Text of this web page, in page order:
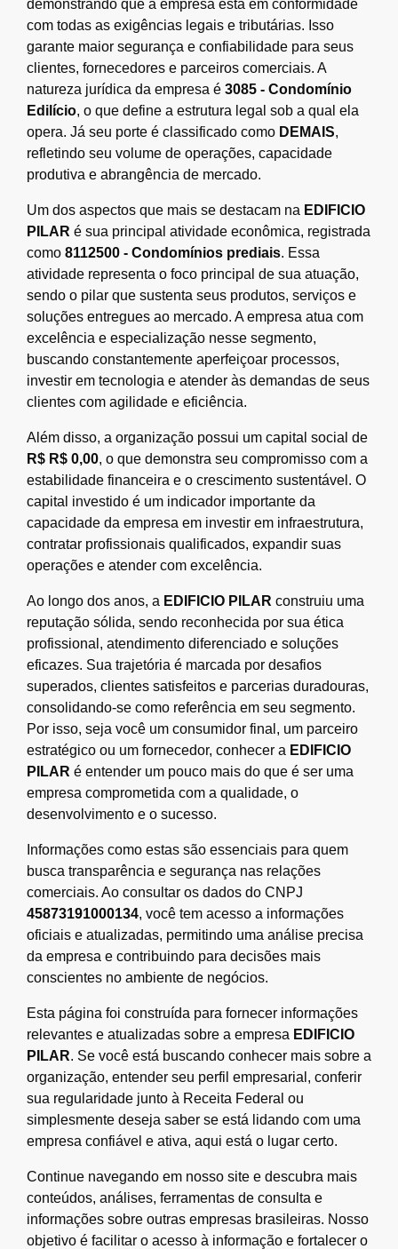
demonstrando que a empresa está em conformidade
com todas as exigências legais e tributárias. Isso
garante maior segurança e confiabilidade para seus
clientes, fornecedores e parceiros comerciais. A
natureza jurídica da empresa é 3085 - Condomínio
Edilício, o que define a estrutura legal sob a qual ela
opera. Já seu porte é classificado como DEMAIS,
refletindo seu volume de operações, capacidade
produtiva e abrangência de mercado.
Um dos aspectos que mais se destacam na EDIFICIO
PILAR é sua principal atividade econômica, registrada
como 8112500 - Condomínios prediais. Essa
atividade representa o foco principal de sua atuação,
sendo o pilar que sustenta seus produtos, serviços e
soluções entregues ao mercado. A empresa atua com
excelência e especialização nesse segmento,
buscando constantemente aperfeiçoar processos,
investir em tecnologia e atender às demandas de seus
clientes com agilidade e eficiência.
Além disso, a organização possui um capital social de
R$ R$ 0,00, o que demonstra seu compromisso com a
estabilidade financeira e o crescimento sustentável. O
capital investido é um indicador importante da
capacidade da empresa em investir em infraestrutura,
contratar profissionais qualificados, expandir suas
operações e atender com excelência.
Ao longo dos anos, a EDIFICIO PILAR construiu uma
reputação sólida, sendo reconhecida por sua ética
profissional, atendimento diferenciado e soluções
eficazes. Sua trajetória é marcada por desafios
superados, clientes satisfeitos e parcerias duradouras,
consolidando-se como referência em seu segmento.
Por isso, seja você um consumidor final, um parceiro
estratégico ou um fornecedor, conhecer a EDIFICIO
PILAR é entender um pouco mais do que é ser uma
empresa comprometida com a qualidade, o
desenvolvimento e o sucesso.
Informações como estas são essenciais para quem
busca transparência e segurança nas relações
comerciais. Ao consultar os dados do CNPJ
45873191000134, você tem acesso a informações
oficiais e atualizadas, permitindo uma análise precisa
da empresa e contribuindo para decisões mais
conscientes no ambiente de negócios.
Esta página foi construída para fornecer informações
relevantes e atualizadas sobre a empresa EDIFICIO
PILAR. Se você está buscando conhecer mais sobre a
organização, entender seu perfil empresarial, conferir
sua regularidade junto à Receita Federal ou
simplesmente deseja saber se está lidando com uma
empresa confiável e ativa, aqui está o lugar certo.
Continue navegando em nosso site e descubra mais
conteúdos, análises, ferramentas de consulta e
informações sobre outras empresas brasileiras. Nosso
objetivo é facilitar o acesso à informação e fortalecer o